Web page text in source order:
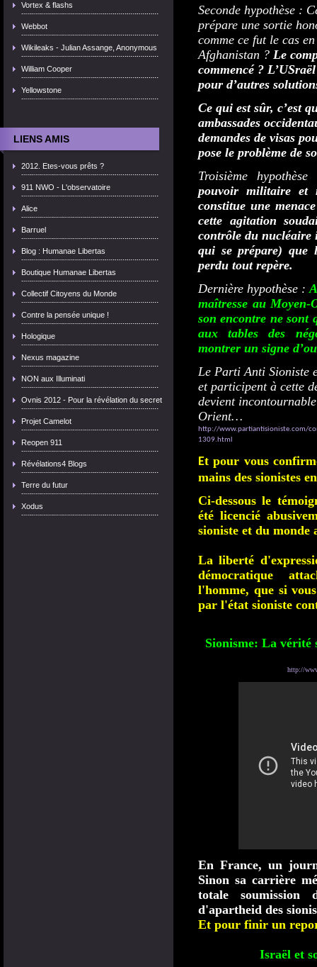
Vortex & flashs
Webbot
Wikileaks - Julian Assange, Anonymous
William Cooper
Yellowstone
LIENS AMIS
2012. Etes-vous prêts ?
911 NWO - L'observatoire
Alice
Barruel
Blog : Humanae Libertas
Boutique Humanae Libertas
Collectif Citoyens du Monde
Contre la pensée unique !
Hologique
Nexus magazine
NON aux Illuminati
Ovnis 2012 - Pour la révélation du secret
Projet Camelot
Reopen 911
Révélations4 Blogs
Terre du futur
Xodus
Seconde hypothèse :
prépare une sortie
comme ce fut le cas
Afghanistan ? Le
commencé ?
pour d’autres
Ce qui est sûr, c’est
ambassades
demandes de visas
pose le problème de
Troisième
pouvoir militaire et
constitue une
cette agitation
contrôle du
qui se prépare) que
perdu tout repère.
Dernière hypothèse :
maîtresse au Moyen-
son encontre ne sont
aux tables des
montrer un signe
Le Parti Anti Sioniste
et participent à cette
devient
Orient…
http://www.partiantisioniste.com/
1309.html
Et pour vous
mains des sionistes
Ci-dessous le
été licencié
sioniste et du monde
La liberté
démocratique
l'homme, que si
par l'état sioniste
Sionisme: La
http://
En France, un
Sinon sa carrière
totale
d'apartheid des
Et pour finir un
Israël et